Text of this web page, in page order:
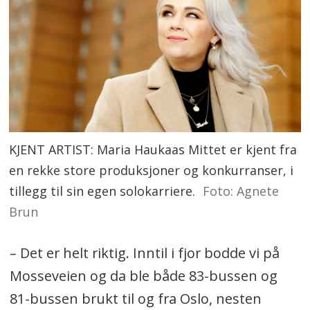
KJENT ARTIST: Maria Haukaas Mittet er kjent fra
en rekke store produksjoner og konkurranser, i
tillegg til sin egen solokarriere. Foto: Agnete
Brun
– Det er helt riktig. Inntil i fjor bodde vi på
Mosseveien og da ble både 83-bussen og
81-bussen brukt til og fra Oslo, nesten